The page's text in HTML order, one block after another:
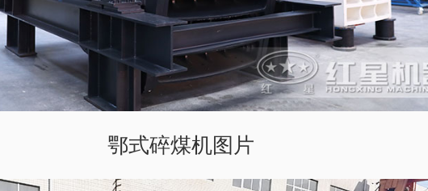
鄂式碎煤机图片